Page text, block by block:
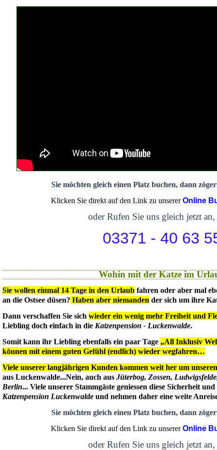
Sie möchten gleich einen Platz buchen, dann
Klicken Sie direkt auf den Link zu unsererOnline
oder Rufen Sie uns gleich jetzt an,
03371 - 40 63
Wohin mit der Katze im
Sie wollen einmal 14 Tage in den Urlaub fahren oder aber mal
an die Ostsee düsen? Haben aber niemanden der sich um ihre
Dann verschaffen Sie sich wieder ein wenig mehr Freiheit und
Liebling doch einfach in die Katzenpension - Luckenwalde.
Somit kann ihr Liebling ebenfalls ein paar Tage „All Inklusiv
können mit einem guten Gefühl (endlich) wieder wegfahren…
Viele unserer langjährigen Kunden kommen weit her um
aus Luckenwalde...Nein, auch aus Jüterbog, Zossen,
Berlin... Viele unserer Stammgäste geniessen diese Sicherheit
Katzenpension Luckenwalde und nehmen daher eine weite
Sie möchten gleich einen Platz buchen, dann
Klicken Sie direkt auf den Link zu unsererOnline
oder Rufen Sie uns gleich jetzt an,